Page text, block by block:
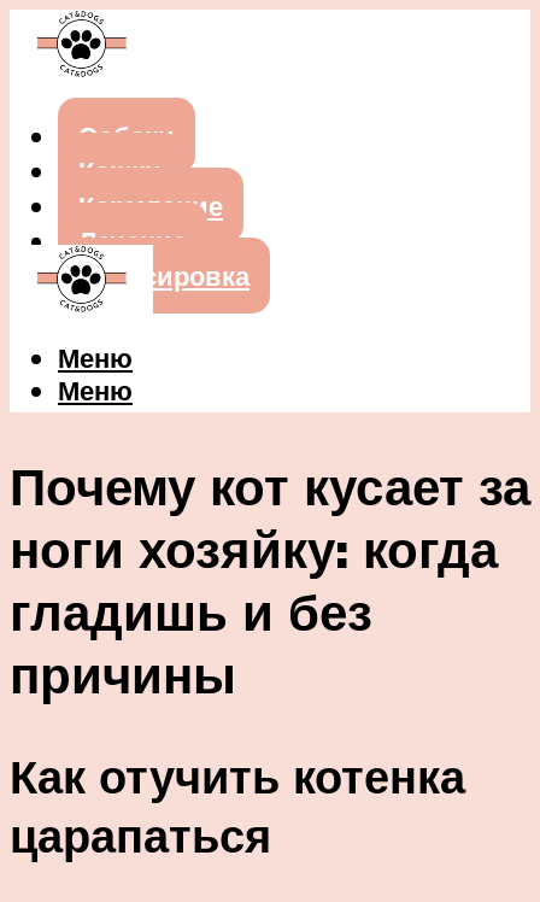
Собаки
Кошки
Кормление
Лечение
Дрессировка
Меню
Меню
Почему кот кусает за
ноги хозяйку: когда
гладишь и без
причины
Как отучить котенка
царапаться